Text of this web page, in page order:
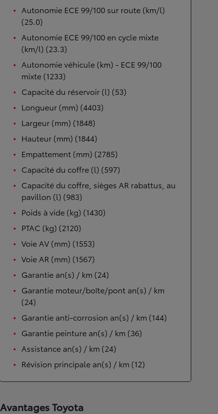
Autonomie ECE 99/100 sur route (km/l)
(25.0)
Autonomie ECE 99/100 en cycle mixte
(km/l) (23.3)
Autonomie véhicule (km) - ECE 99/100
mixte (1233)
Capacité du réservoir (l) (53)
Longueur (mm) (4403)
Largeur (mm) (1848)
Hauteur (mm) (1844)
Empattement (mm) (2785)
Capacité du coffre (l) (597)
Capacité du coffre, sièges AR rabattus, au
pavillon (l) (983)
Poids à vide (kg) (1430)
PTAC (kg) (2120)
Voie AV (mm) (1553)
Voie AR (mm) (1567)
Garantie an(s) / km (24)
Garantie moteur/boîte/pont an(s) / km
(24)
Garantie anti-corrosion an(s) / km (144)
Garantie peinture an(s) / km (36)
Assistance an(s) / km (24)
Révision principale an(s) / km (12)
Avantages Toyota